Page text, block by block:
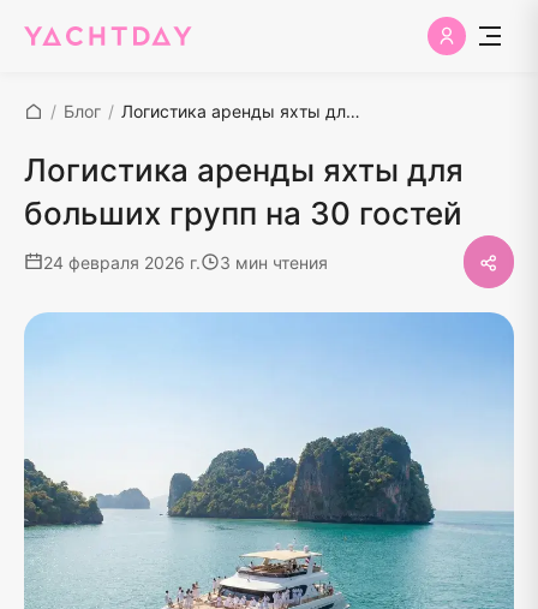
/ Блог / Логистика аренды яхты для больших групп на 30 гостей
Логистика аренды яхты для
больших групп на 30 гостей
24 февраля 2026 г. 3 мин чтения